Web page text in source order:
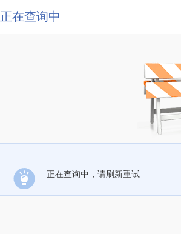
正在查询中
正在查询中，请刷新重试